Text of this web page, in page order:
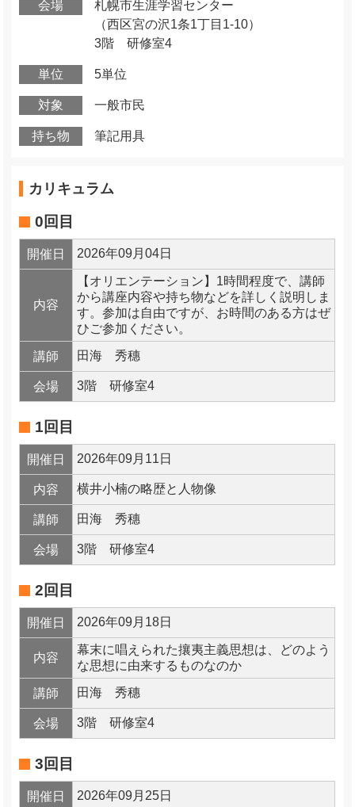
会場
札幌市生涯学習センター
（西区宮の沢1条1丁目1-10）
3階 研修室4
単位 5単位
対象 一般市民
持ち物 筆記用具
カリキュラム
0回目
開催日 2026年09月04日
内容
【オリエンテーション】1時間程度で、講師
から講座内容や持ち物などを詳しく説明しま
す。参加は自由ですが、お時間のある方はぜ
ひご参加ください。
講師 田海 秀穗
会場 3階 研修室4
1回目
開催日 2026年09月11日
内容 横井小楠の略歴と人物像
講師 田海 秀穗
会場 3階 研修室4
2回目
開催日 2026年09月18日
内容
幕末に唱えられた攘夷主義思想は、どのよう
な思想に由来するものなのか
講師 田海 秀穗
会場 3階 研修室4
3回目
開催日 2026年09月25日